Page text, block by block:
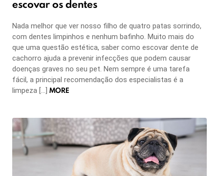
escovar os dentes
Nada melhor que ver nosso filho de quatro patas sorrindo,
com dentes limpinhos e nenhum bafinho. Muito mais do
que uma questão estética, saber como escovar dente de
cachorro ajuda a prevenir infecções que podem causar
doenças graves no seu pet. Nem sempre é uma tarefa
fácil, a principal recomendação dos especialistas é a
limpeza […] MORE